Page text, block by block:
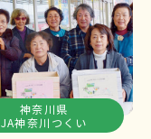
神奈川県
JA神奈川つくい